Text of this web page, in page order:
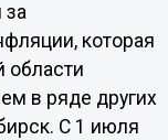
за
которая
области
в ряде других
С 1 июля